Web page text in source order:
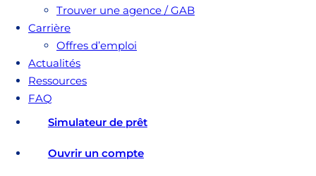
Trouver une agence / GAB
Carrière
Offres d’emploi
Actualités
Ressources
FAQ
Simulateur de prêt
Ouvrir un compte